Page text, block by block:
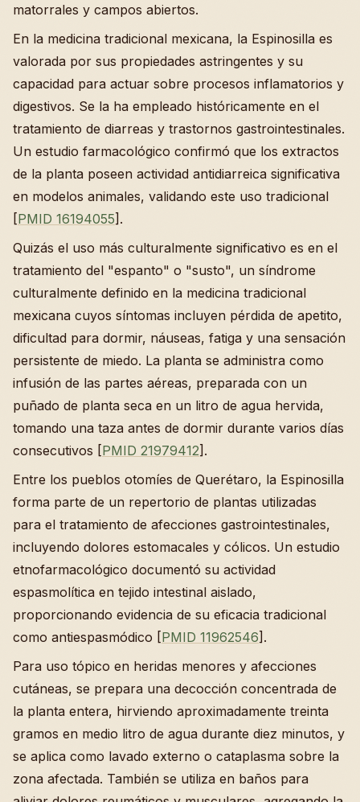
matorrales y campos abiertos.
En la medicina tradicional mexicana, la Espinosilla es
valorada por sus propiedades astringentes y su
capacidad para actuar sobre procesos inflamatorios y
digestivos. Se la ha empleado históricamente en el
tratamiento de diarreas y trastornos gastrointestinales.
Un estudio farmacológico confirmó que los extractos
de la planta poseen actividad antidiarreica significativa
en modelos animales, validando este uso tradicional
[PMID 16194055].
Quizás el uso más culturalmente significativo es en el
tratamiento del "espanto" o "susto", un síndrome
culturalmente definido en la medicina tradicional
mexicana cuyos síntomas incluyen pérdida de apetito,
dificultad para dormir, náuseas, fatiga y una sensación
persistente de miedo. La planta se administra como
infusión de las partes aéreas, preparada con un
puñado de planta seca en un litro de agua hervida,
tomando una taza antes de dormir durante varios días
consecutivos [PMID 21979412].
Entre los pueblos otomíes de Querétaro, la Espinosilla
forma parte de un repertorio de plantas utilizadas
para el tratamiento de afecciones gastrointestinales,
incluyendo dolores estomacales y cólicos. Un estudio
etnofarmacológico documentó su actividad
espasmolítica en tejido intestinal aislado,
proporcionando evidencia de su eficacia tradicional
como antiespasmódico [PMID 11962546].
Para uso tópico en heridas menores y afecciones
cutáneas, se prepara una decocción concentrada de
la planta entera, hirviendo aproximadamente treinta
gramos en medio litro de agua durante diez minutos, y
se aplica como lavado externo o cataplasma sobre la
zona afectada. También se utiliza en baños para